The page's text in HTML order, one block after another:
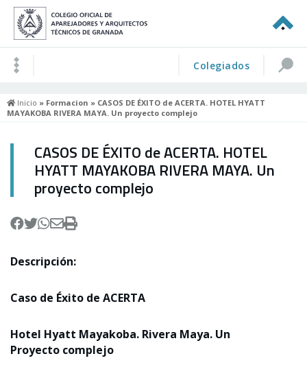
Colegiados
Inicio » Formacion » CASOS DE ÉXITO de ACERTA. HOTEL HYATT
MAYAKOBA RIVERA MAYA. Un proyecto complejo
CASOS DE ÉXITO de ACERTA. HOTEL
HYATT MAYAKOBA RIVERA MAYA. Un
proyecto complejo
Descripción:
Caso de Éxito de ACERTA
Hotel Hyatt Mayakoba. Rivera Maya. Un
Proyecto complejo